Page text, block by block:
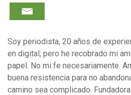
Soy periodista, 20 años de
en digital, pero he recobrado mi
papel. No mi fe necesariamente.
buena resistencia para no
camino sea complicado.